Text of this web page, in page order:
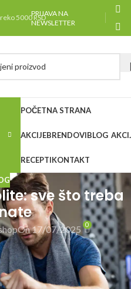
5000 RSDPRIJAVA NA
NEWSLETTER
POČETNA STRANA
AKCIJEBRENDOVIBLOG
RECEPTIKONTAKT
sve što treba
On 17/07/2025 0
su
Blog(29)